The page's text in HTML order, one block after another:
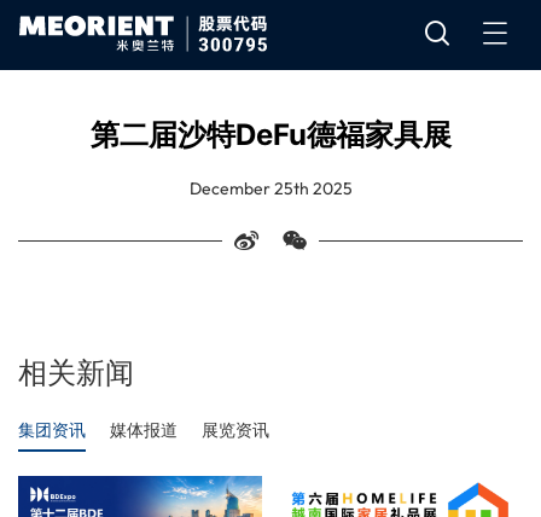
第二届沙特DeFu德福家具展
December 25th 2025
相关新闻
集团资讯 媒体报道 展览资讯